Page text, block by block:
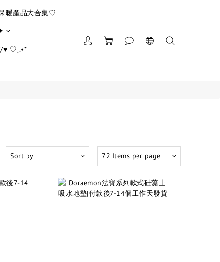
暖產品大合集♡
♥ ♡¸.•*
Sort by 72 Items per page